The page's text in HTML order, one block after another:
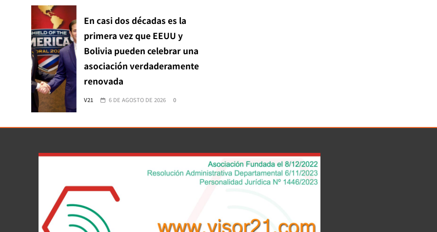
En casi dos décadas es la
primera vez que EEUU y
Bolivia pueden celebrar una
asociación verdaderamente
renovada
V21 6 DE AGOSTO DE 2026 0